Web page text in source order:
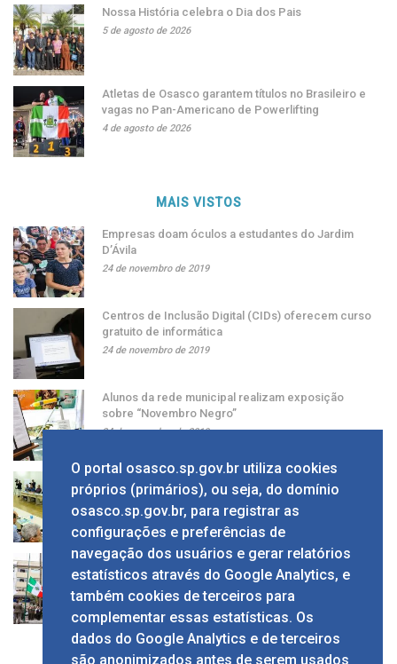
Nossa História celebra o Dia dos Pais
5 de agosto de 2026
Atletas de Osasco garantem títulos no Brasileiro e
vagas no Pan-Americano de Powerlifting
4 de agosto de 2026
MAIS VISTOS
Empresas doam óculos a estudantes do Jardim
D’Ávila
24 de novembro de 2019
Centros de Inclusão Digital (CIDs) oferecem curso
gratuito de informática
24 de novembro de 2019
Alunos da rede municipal realizam exposição
sobre “Novembro Negro”
24 de novembro de 2019
Grupo apresenta ao prefeito sugestão de alíquota
única de ISS
24 de novembro de 2019
Solenidade em comemoração ao Dia da Bandeira
no Calçadão
24 de novembro de 2019
O portal osasco.sp.gov.br utiliza cookies
próprios (primários), ou seja, do domínio
osasco.sp.gov.br, para registrar as
configurações e preferências de
navegação dos usuários e gerar relatórios
estatísticos através do Google Analytics, e
também cookies de terceiros para
complementar essas estatísticas. Os
dados do Google Analytics e de terceiros
são anonimizados antes de serem usados